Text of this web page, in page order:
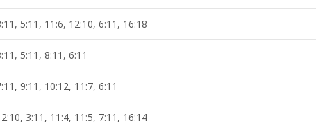
5:11, 11:6, 12:10, 6:11, 16:18
5:11, 8:11, 6:11
9:11, 10:12, 11:7, 6:11
3:11, 11:4, 11:5, 7:11, 16:14